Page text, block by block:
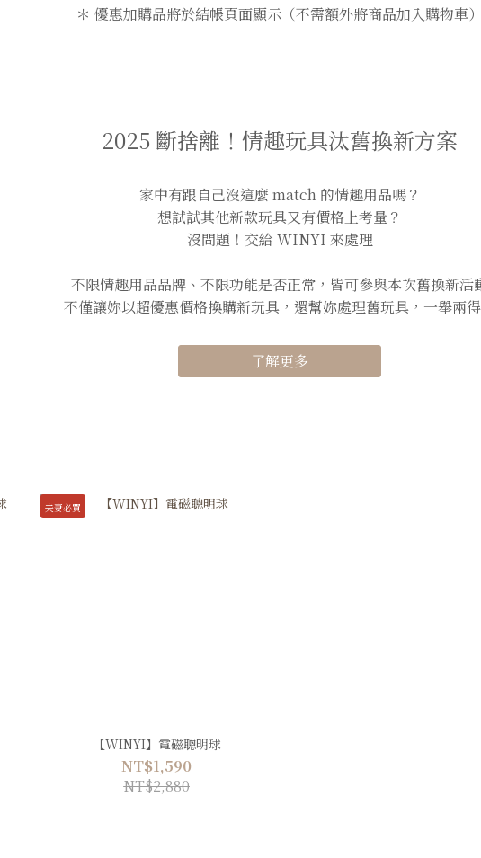
＊ 優惠加購品將於結帳頁面顯示（不需額外將商品加入購物車
2025 斷捨離！情趣玩具汰舊換新方案
家中有跟自己沒這麼 match 的情趣用品嗎？
想試試其他新款玩具又有價格上考量？
沒問題！交給 WINYI 來處理
不限情趣用品品牌、不限功能是否正常，皆可參與本次舊換新活
不僅讓妳以超優惠價格換購新玩具，還幫妳處理舊玩具，一舉兩
了解更多
夫妻必買
【WINYI】電磁聰明球
NT$1,590
NT$2,880